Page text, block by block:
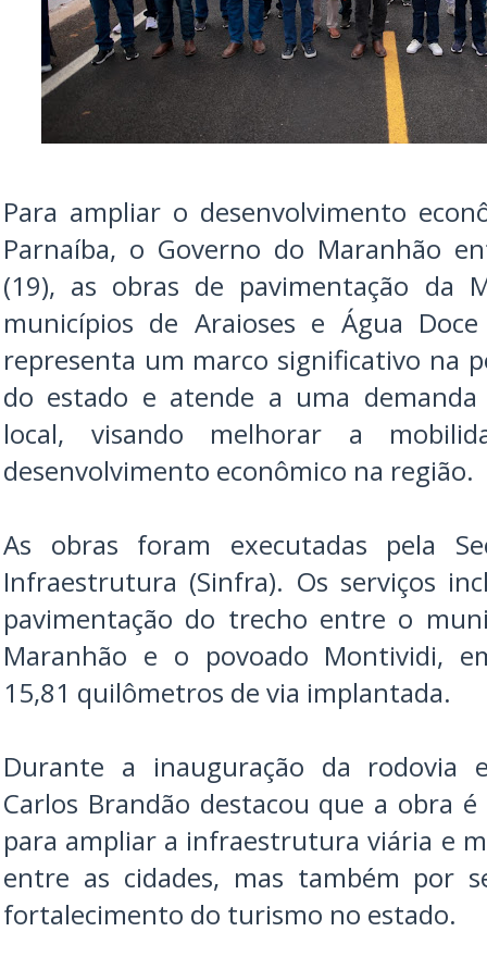
Para ampliar o desenvolvimento
Parnaíba, o Governo do Maranhão
(19), as obras de pavimentação da
municípios de Araioses e Água
representa um marco significativo na
do estado e atende a uma
local, visando melhorar a
desenvolvimento econômico na região.
As obras foram executadas pela
Infraestrutura (Sinfra). Os serviços
pavimentação do trecho entre o
Maranhão e o povoado Montividi,
15,81 quilômetros de via implantada.
Durante a inauguração da rodovia
Carlos Brandão destacou que a obra
para ampliar a infraestrutura viária e
entre as cidades, mas também por
fortalecimento do turismo no estado.